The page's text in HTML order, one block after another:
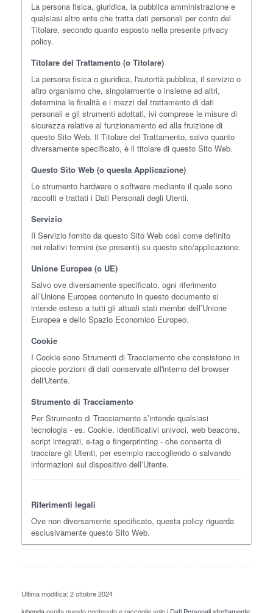
La persona fisica, giuridica, la pubblica amministrazione e
qualsiasi altro ente che tratta dati personali per conto del
Titolare, secondo quanto esposto nella presente privacy
policy.
Titolare del Trattamento (o Titolare)
La persona fisica o giuridica, l'autorità pubblica, il servizio o
altro organismo che, singolarmente o insieme ad altri,
determina le finalità e i mezzi del trattamento di dati
personali e gli strumenti adottati, ivi comprese le misure di
sicurezza relative al funzionamento ed alla fruizione di
questo Sito Web. Il Titolare del Trattamento, salvo quanto
diversamente specificato, è il titolare di questo Sito Web.
Questo Sito Web (o questa Applicazione)
Lo strumento hardware o software mediante il quale sono
raccolti e trattati i Dati Personali degli Utenti.
Servizio
Il Servizio fornito da questo Sito Web così come definito
nei relativi termini (se presenti) su questo sito/applicazione.
Unione Europea (o UE)
Salvo ove diversamente specificato, ogni riferimento
all’Unione Europea contenuto in questo documento si
intende esteso a tutti gli attuali stati membri dell’Unione
Europea e dello Spazio Economico Europeo.
Cookie
I Cookie sono Strumenti di Tracciamento che consistono in
piccole porzioni di dati conservate all'interno del browser
dell'Utente.
Strumento di Tracciamento
Per Strumento di Tracciamento s’intende qualsiasi
tecnologia - es. Cookie, identificativi univoci, web beacons,
script integrati, e-tag e fingerprinting - che consenta di
tracciare gli Utenti, per esempio raccogliendo o salvando
informazioni sul dispositivo dell’Utente.
Riferimenti legali
Ove non diversamente specificato, questa policy riguarda
esclusivamente questo Sito Web.
Ultima modifica: 2 ottobre 2024